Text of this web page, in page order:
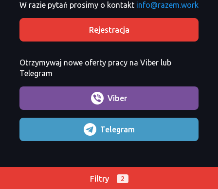
Filtry 2
W razie pytań prosimy o kontakt info@razem.work
Rejestracja
Otrzymywaj nowe oferty pracy na Viber lub
Telegram
Viber
Telegram